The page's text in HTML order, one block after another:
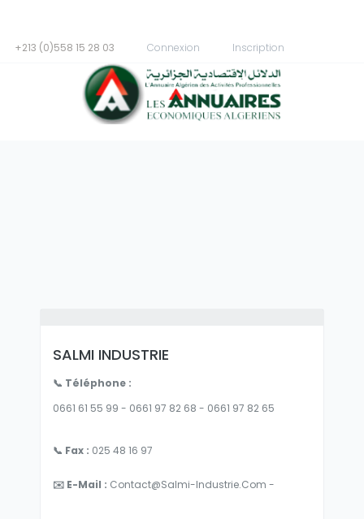
+213 (0)558 15 28 03 Connexion Inscription
SALMI INDUSTRIE
📞 Téléphone :
0661 61 55 99 - 0661 97 82 68 - 0661 97 82 65
📞 Fax : 025 48 16 97
✉️ E-Mail : Contact@salmi-Industrie.com -